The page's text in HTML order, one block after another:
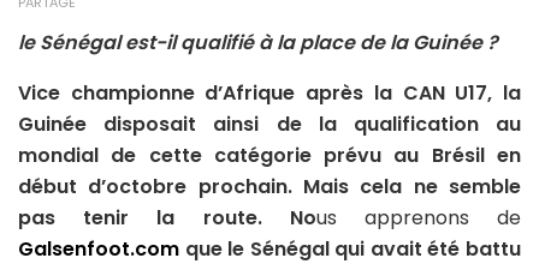
le Sénégal est-il qualifié à la place de la Guinée ?
Vice championne d’Afrique après la CAN U17, la
Guinée disposait ainsi de la qualification au
mondial de cette catégorie prévu au Brésil en
début d’octobre prochain. Mais cela ne semble
pas tenir la route. Nous apprenons de
Galsenfoot.com que le Sénégal qui avait été battu